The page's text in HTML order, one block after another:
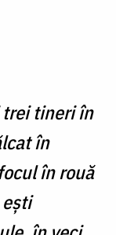
tineri în
în
în rouă